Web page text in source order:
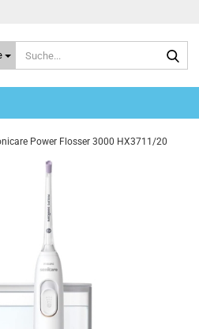
Power Flosser 3000 HX3711/20